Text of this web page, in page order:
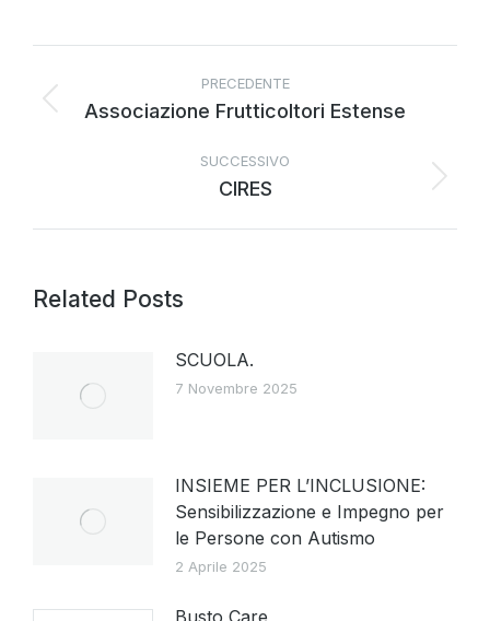
PRECEDENTE
Associazione Frutticoltori Estense
SUCCESSIVO
CIRES
Related Posts
SCUOLA.
7 Novembre 2025
INSIEME PER L’INCLUSIONE:
Sensibilizzazione e Impegno per
le Persone con Autismo
2 Aprile 2025
Busto Care